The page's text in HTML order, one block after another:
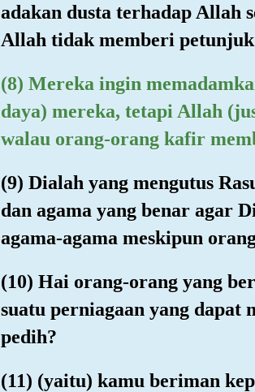
adakan dusta terhadap Allah
Allah tidak memberi
(8) Mereka ingin
daya) mereka, tetapi Allah
walau orang-orang kafir
(9) Dialah yang mengutus
dan agama yang benar agar
agama-agama meskipun
(10) Hai orang-orang yang
suatu perniagaan yang dapat
pedih?
(11) (yaitu) kamu beriman